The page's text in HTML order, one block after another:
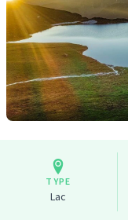
TYPE
Lac